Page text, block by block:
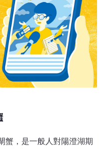
蟹，是一般人對陽澄湖期